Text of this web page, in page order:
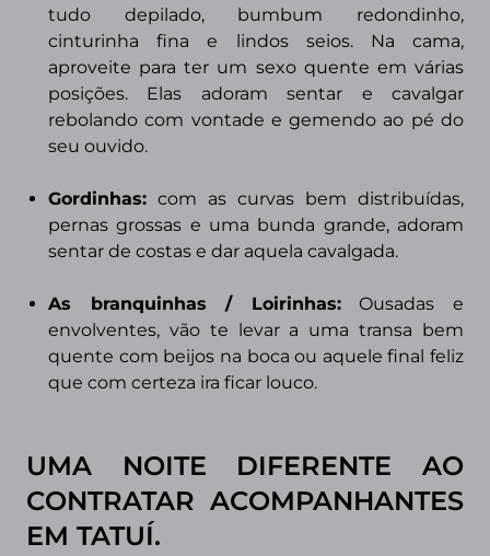
tudo depilado, bumbum redondinho,
cinturinha fina e lindos seios. Na cama,
aproveite para ter um sexo quente em várias
posições. Elas adoram sentar e cavalgar
rebolando com vontade e gemendo ao pé do
seu ouvido.
Gordinhas: com as curvas bem distribuídas,
pernas grossas e uma bunda grande, adoram
sentar de costas e dar aquela cavalgada.
As branquinhas / Loirinhas:Ousadas e
envolventes, vão te levar a uma transa bem
quente com beijos na boca ou aquele final feliz
que com certeza ira ficar louco.
UMA NOITE DIFERENTE AO
CONTRATAR ACOMPANHANTES
EM TATUÍ.